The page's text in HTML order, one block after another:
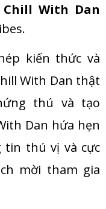
With Dan
kiến thức và
With Dan thật
thú và tạo
Dan hứa hẹn
tin thú vị và cực
mời tham gia